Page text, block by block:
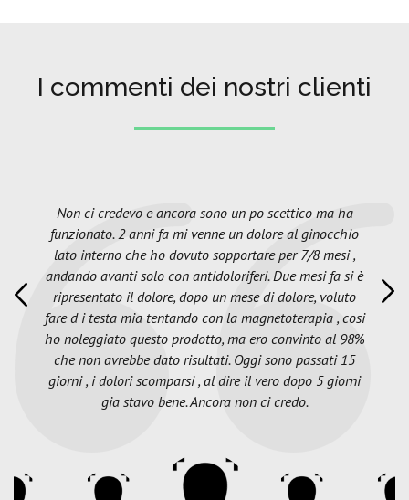
I commenti dei nostri clienti
Non ci credevo e ancora sono un po scettico ma ha
funzionato. 2 anni fa mi venne un dolore al ginocchio
lato interno che ho dovuto sopportare per 7/8 mesi ,
andando avanti solo con antidoloriferi. Due mesi fa si è
ripresentato il dolore, dopo un mese di dolore, voluto
fare d i testa mia tentando con la magnetoterapia , cosi
ho noleggiato questo prodotto, ma ero convinto al 98%
che non avrebbe dato risultati. Oggi sono passati 15
giorni , i dolori scomparsi , al dire il vero dopo 5 giorni
gia stavo bene. Ancora non ci credo.